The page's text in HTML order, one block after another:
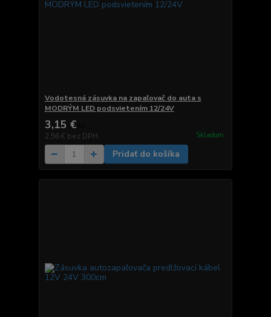
Vodotesná zásuvka na zapaľovač do auta s
MODRÝM LED podsvietením 12/24V
3,15 €
2,56 € bez DPH Skladom
Pridať do košíka